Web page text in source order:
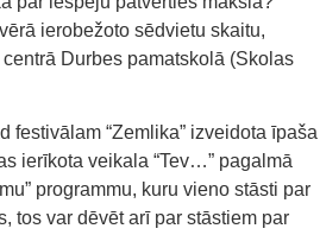
ierobežoto sēdvietu skaitu,
Durbes pamatskolā (Skolas
festivālam “Zemlika” izveidota īpaša
ierīkota veikala “Tev…” pagalmā
programmu, kuru vieno stāsti par
tos var dēvēt arī par stāstiem par